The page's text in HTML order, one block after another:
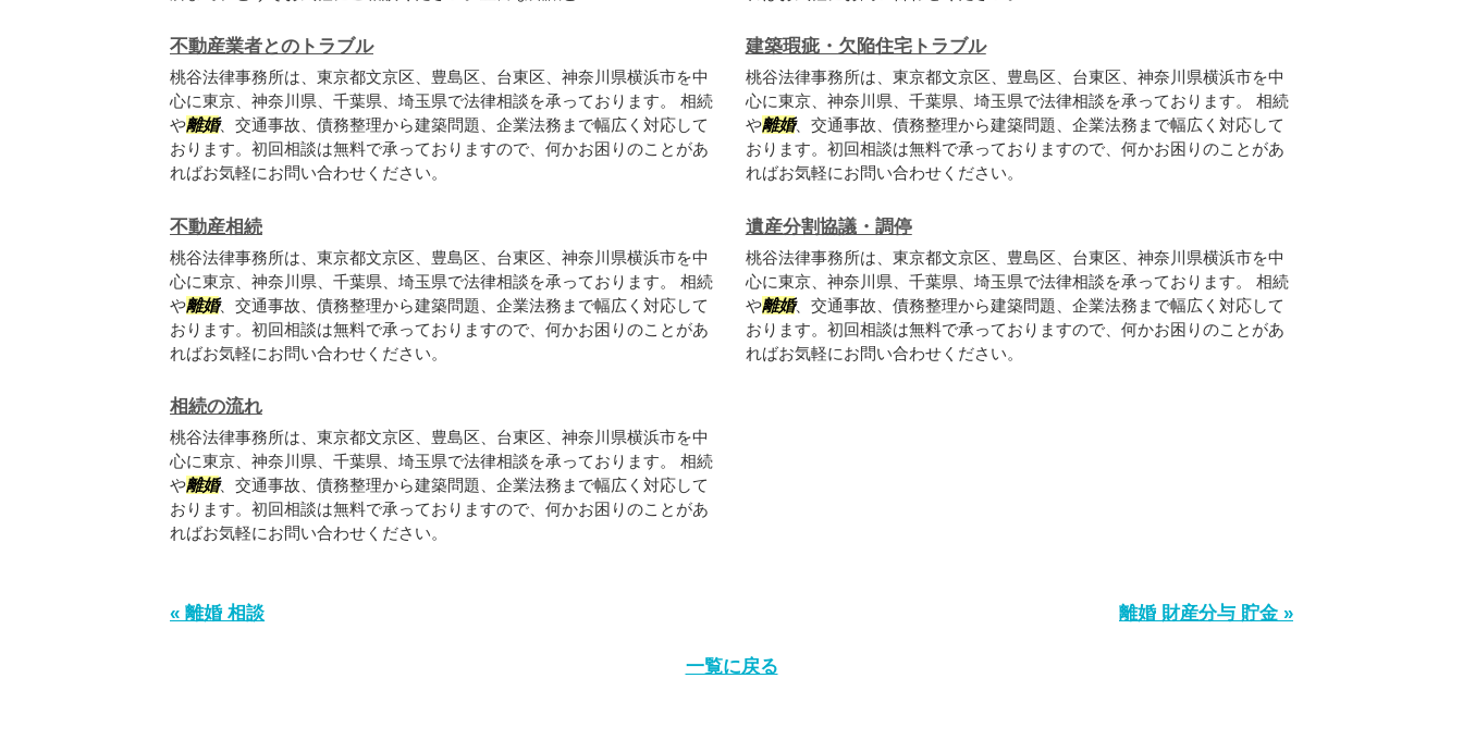
不動産業者とのトラブル
桃谷法律事務所は、東京都文京区、豊島区、台東区、神奈川県横浜市を中
心に東京、神奈川県、千葉県、埼玉県で法律相談を承っております。 相続
や離婚、交通事故、債務整理から建築問題、企業法務まで幅広く対応して
おります。初回相談は無料で承っておりますので、何かお困りのことがあ
ればお気軽にお問い合わせください。
建築瑕疵・欠陥住宅トラブル
桃谷法律事務所は、東京都文京区、豊島区、台東区、神奈川県横浜市を中
心に東京、神奈川県、千葉県、埼玉県で法律相談を承っております。 相続
や離婚、交通事故、債務整理から建築問題、企業法務まで幅広く対応して
おります。初回相談は無料で承っておりますので、何かお困りのことがあ
ればお気軽にお問い合わせください。
不動産相続
桃谷法律事務所は、東京都文京区、豊島区、台東区、神奈川県横浜市を中
心に東京、神奈川県、千葉県、埼玉県で法律相談を承っております。 相続
や離婚、交通事故、債務整理から建築問題、企業法務まで幅広く対応して
おります。初回相談は無料で承っておりますので、何かお困りのことがあ
ればお気軽にお問い合わせください。
遺産分割協議・調停
桃谷法律事務所は、東京都文京区、豊島区、台東区、神奈川県横浜市を中
心に東京、神奈川県、千葉県、埼玉県で法律相談を承っております。 相続
や離婚、交通事故、債務整理から建築問題、企業法務まで幅広く対応して
おります。初回相談は無料で承っておりますので、何かお困りのことがあ
ればお気軽にお問い合わせください。
相続の流れ
桃谷法律事務所は、東京都文京区、豊島区、台東区、神奈川県横浜市を中
心に東京、神奈川県、千葉県、埼玉県で法律相談を承っております。 相続
や離婚、交通事故、債務整理から建築問題、企業法務まで幅広く対応して
おります。初回相談は無料で承っておりますので、何かお困りのことがあ
ればお気軽にお問い合わせください。
« 離婚 相談 離婚 財産分与 貯金 »
一覧に戻る